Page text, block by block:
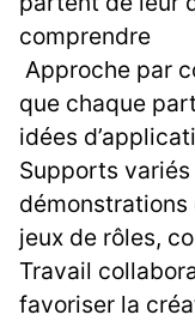
comprendre
Approche par
que chaque
idées
Supports
jeux de rôles,
Travail
favoriser la